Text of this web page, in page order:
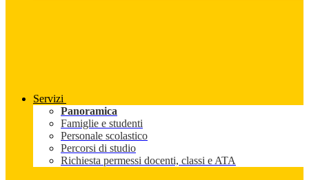
Servizi
Panoramica
Famiglie e studenti
Personale scolastico
Percorsi di studio
Richiesta permessi docenti, classi e ATA